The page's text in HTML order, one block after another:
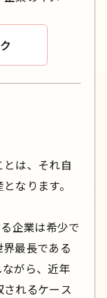
企業価値を
する要因と
人格の維
につなげる
や顧客と出
企業価値の
は、それ自
なります。
企業は希少で
最長である
がら、近年
れるケース